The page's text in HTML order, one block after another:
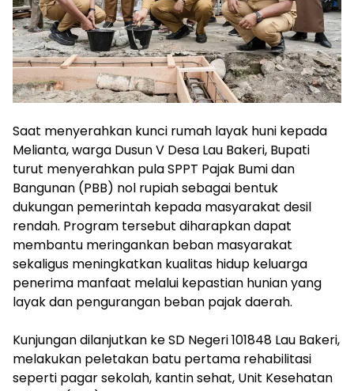
‎Saat menyerahkan kunci rumah layak huni kepada
Melianta, warga Dusun V Desa Lau Bakeri, Bupati
turut menyerahkan pula SPPT Pajak Bumi dan
Bangunan (PBB) nol rupiah sebagai bentuk
dukungan pemerintah kepada masyarakat desil
rendah. Program tersebut diharapkan dapat
membantu meringankan beban masyarakat
sekaligus meningkatkan kualitas hidup keluarga
penerima manfaat melalui kepastian hunian yang
layak dan pengurangan beban pajak daerah.
‎Kunjungan dilanjutkan ke SD Negeri 101848 Lau Bakeri,
melakukan peletakan batu pertama rehabilitasi
seperti pagar sekolah, kantin sehat, Unit Kesehatan